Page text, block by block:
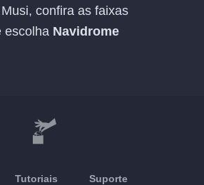
confira as faixas
escolha Navidrome
Tutoriais Suporte